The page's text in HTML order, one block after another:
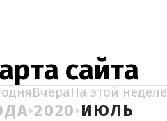
сайта
ВчераНа этой неделе
2020 ИЮЛЬ